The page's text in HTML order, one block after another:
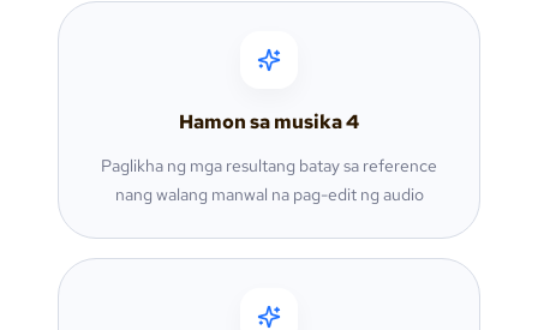
Hamon sa musika4
Paglikha ng mga resultang batay sa reference
nang walang manwal na pag-edit ng audio